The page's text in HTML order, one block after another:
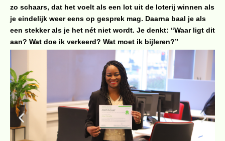
zo schaars, dat het voelt als een lot uit de loterij winnen als
je eindelijk weer eens op gesprek mag. Daarna baal je als
een stekker als je het nét niet wordt. Je denkt: “Waar ligt dit
aan? Wat doe ik verkeerd? Wat moet ik bijleren?”